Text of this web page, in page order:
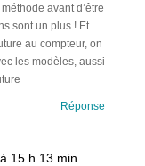
avant d’être
sont un plus ! Et
au compteur, on
les modèles, aussi
Réponse
15 h 13 min